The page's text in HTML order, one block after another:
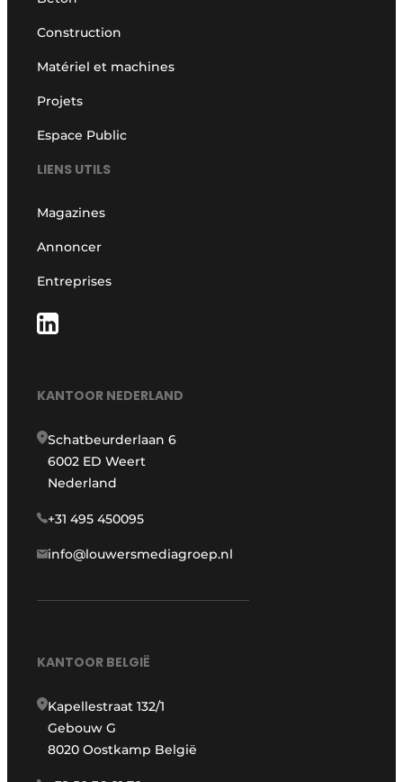
Construction
Matériel et machines
Projets
Espace Public
LIENS UTILS
Magazines
Annoncer
Entreprises
KANTOOR NEDERLAND
Schatbeurderlaan 6
6002 ED Weert
Nederland
+31 495 450095
info@louwersmediagroep.nl
KANTOOR BELGIË
Kapellestraat 132/1
Gebouw G
8020 Oostkamp België